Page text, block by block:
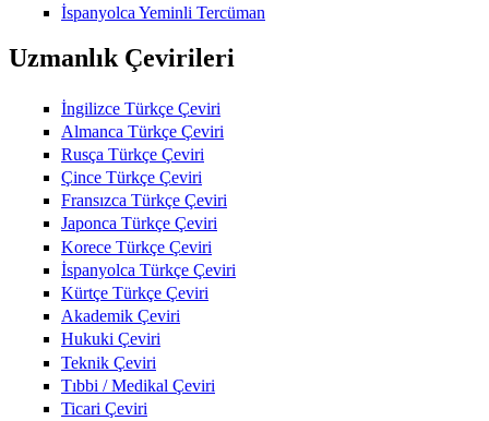
İspanyolca Yeminli Tercüman
Uzmanlık Çevirileri
İngilizce Türkçe Çeviri
Almanca Türkçe Çeviri
Rusça Türkçe Çeviri
Çince Türkçe Çeviri
Fransızca Türkçe Çeviri
Japonca Türkçe Çeviri
Korece Türkçe Çeviri
İspanyolca Türkçe Çeviri
Kürtçe Türkçe Çeviri
Akademik Çeviri
Hukuki Çeviri
Teknik Çeviri
Tıbbi / Medikal Çeviri
Ticari Çeviri